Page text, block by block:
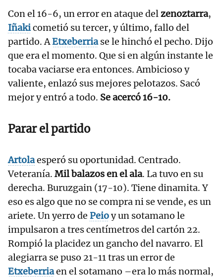
Con el 16-6, un error en ataque del zenoztarra,
Iñakicometió su tercer, y último, fallo del
partido. AEtxeberriase le hinchó el pecho. Dijo
que era el momento. Que si en algún instante le
tocaba vaciarse era entonces. Ambicioso y
valiente, enlazó sus mejores pelotazos. Sacó
mejor y entró a todo. Se acercó 16-10.
Parar el partido
Artolaesperó su oportunidad. Centrado.
Veteranía. Mil balazos en el ala. La tuvo en su
derecha. Buruzgain (17-10). Tiene dinamita. Y
eso es algo que no se compra ni se vende, es un
ariete. Un yerro de Peioy un sotamano le
impulsaron a tres centímetros del cartón 22.
Rompió la placidez un gancho del navarro. El
alegiarra se puso 21-11 tras un error de
Etxeberriaen el sotamano –era lo más normal,